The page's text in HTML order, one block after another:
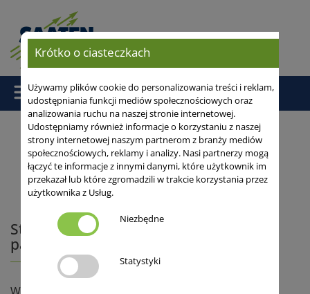
Strona główna/Zboża populacyjne/ Stan upraw ozimych w
kontekście panujących warunków pogodowych.
Stan upraw ozimych w kontekście
panujących warunków pogodowych.
Krótko o ciasteczkach
Używamy plików cookie do personalizowania treści i reklam,
udostępniania funkcji mediów społecznościowych oraz
analizowania ruchu na naszej stronie internetowej.
Udostępniamy również informacje o korzystaniu z naszej
strony internetowej naszym partnerom z branży mediów
społecznościowych, reklamy i analizy. Nasi partnerzy mogą
łączyć te informacje z innymi danymi, które użytkownik im
przekazał lub które zgromadzili w trakcie korzystania przez
użytkownika z Usług.
Niezbędne
Statystyki